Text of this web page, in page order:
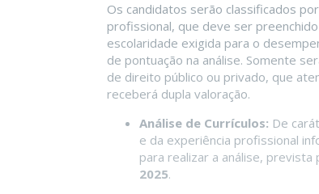
Os candidatos serão classificados
profissional, que deve ser
escolaridade exigida para o
de pontuação na análise. Somente
de direito público ou privado, que
receberá dupla valoração.
Análise de Currículos: De
e da experiência profissional
para realizar a análise,
2025.